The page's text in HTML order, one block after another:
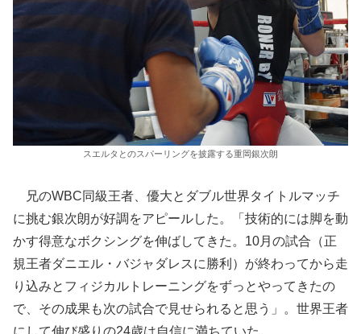
スエルタとのスパーリングを披露する重岡銀次朗
兄のWBC同級王者、優大とダブル世界タイトルマッチ
に挑む銀次朗が好調をアピールした。「技術的には脚を動
かす得意なボクシングを伸ばしてきた。10月の試合（正
規王者ダニエル・バジャダレスに勝利）が終わってから走
り込みとフィジカルトレーニングをずっとやってきたの
で、その成果も次の試合で見せられると思う」。世界王者